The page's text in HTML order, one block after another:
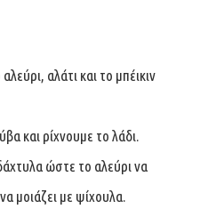
αλάτι και το μπέικιν
και ρίχνουμε το λάδι.
ώστε το αλεύρι να
μοιάζει με ψίχουλα.